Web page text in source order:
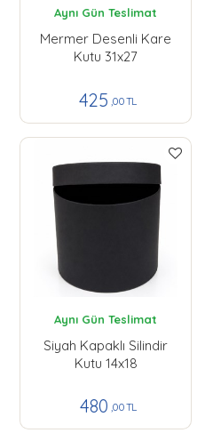
Aynı Gün Teslimat
Mermer Desenli Kare
Kutu 31x27
425 ,00 TL
Aynı Gün Teslimat
Siyah Kapaklı Silindir
Kutu 14x18
480 ,00 TL